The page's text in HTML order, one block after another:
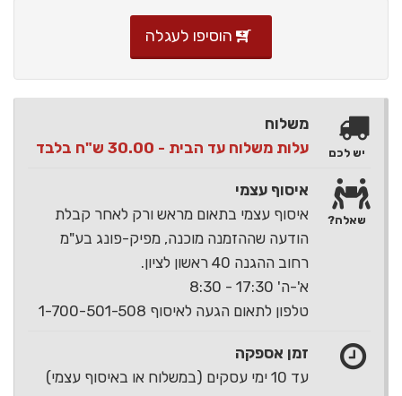
הוסיפו לעגלה
משלוח
עלות משלוח עד הבית - 30.00 ש"ח בלבד
איסוף עצמי
איסוף עצמי בתאום מראש ורק לאחר קבלת
הודעה שההזמנה מוכנה, מפיק-פונג בע"מ
רחוב ההגנה 40 ראשון לציון.
א'-ה' 17:30 - 8:30
טלפון לתאום הגעה לאיסוף 1-700-501-508
זמן אספקה
עד 10 ימי עסקים (במשלוח או באיסוף עצמי)
יש לכם
שאלה?